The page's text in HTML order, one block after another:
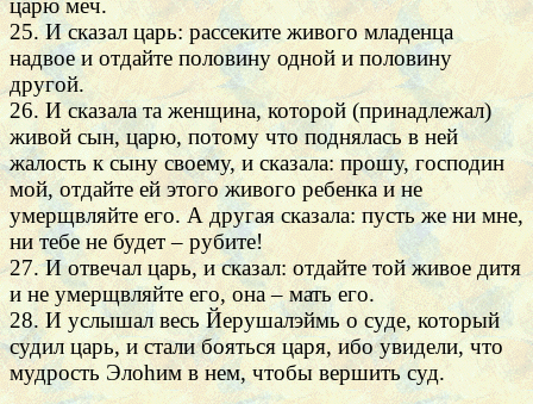
царю меч.
25. И сказал царь: рассеките живого младенца
надвое и отдайте половину одной и половину
другой.
26. И сказала та женщина, которой (принадлежал)
живой сын, царю, потому что поднялась в ней
жалость к сыну своему, и сказала: прошу, господин
мой, отдайте ей этого живого ребенка и не
умерщвляйте его. А другая сказала: пусть же ни мне,
ни тебе не будет – рубите!
27. И отвечал царь, и сказал: отдайте той живое дитя
и не умерщвляйте его, она – мать его.
28. И услышал весь Йерушалэймь о суде, который
судил царь, и стали бояться царя, ибо увидели, что
мудрость Элоhим в нем, чтобы вершить суд.